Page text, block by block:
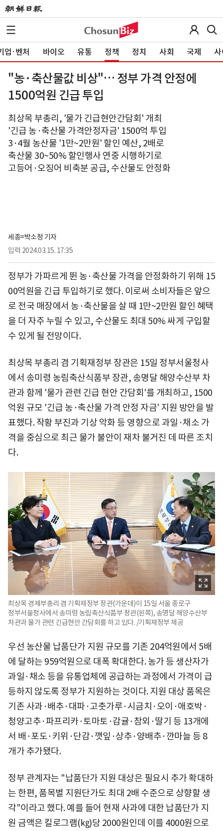
업·벤처 바이오 유통 정책 정치 사회 국제 사
"농·축산물값 비상"… 정부 가격 안정에
1500억원 긴급 투입
최상목 부총리, '물가 긴급현안간담회' 개최
'긴급 농·축산물 가격안정자금' 1500억 투입
3·4월 농산물 '1만~2만원' 할인 예산, 2배로
축산물 30~50% 할인행사 연중 시행하기로
고등어·오징어 비축분 공급, 수산물도 안정화
세종=박소정 기자
입력 2024.03.15. 17:35
정부가 가파르게 뛴 농·축산물 가격을 안정화하기 위해 15
00억원을 긴급 투입하기로 했다. 이로써 소비자들은 앞으
로 전국 매장에서 농·축산물을 살 때 1만~2만원 할인 혜택
을 더 자주 누릴 수 있고, 수산물도 최대 50% 싸게 구입할
수 있게 될 전망이다.
최상목 부총리 겸 기획재정부 장관은 15일 정부서울청사
에서 송미령 농림축산식품부 장관, 송명달 해양수산부 차
관과 함께 '물가 관련 긴급 현안 간담회'를 개최하고, 1500
억원 규모 '긴급 농·축산물 가격 안정 자금' 지원 방안을 발
표했다. 작황 부진과 기상 악화 등 영향으로 과일·채소 가
격을 중심으로 최근 물가 불안이 재차 불거진 데 따른 조치
다.
최상목 경제부총리 겸 기획재정부 장관(가운데)이 15일 서울 종로구
정부서울청사에서 송미령 농림축산식품부 장관(왼쪽), 송명달 해양수산부
차관과 물가 관련 긴급현안 간담회를 하고 있다. /기획재정부 제공
우선 농산물 납품단가 지원 규모를 기존 204억원에서 5배
에 달하는 959억원으로 대폭 확대한다. 농가 등 생산자가
과일·채소 등을 유통업체에 공급하는 과정에서 가격이 급
등하지 않도록 정부가 지원하는 것이다. 지원 대상 품목은
기존 사과·배추·대파·고춧가루·시금치·오이·애호박·
청양고추·파프리카·토마토·감귤·참외·딸기 등 13개에
서 배·포도·키위·단감·깻잎·상추·양배추·깐마늘 등 8
개가 추가됐다.
정부 관계자는 "납품단가 지원 대상은 필요시 추가 확대하
는 한편, 품목별 지원단가도 최대 2배 수준으로 상향할 생
각"이라고 했다. 예를 들어 현재 사과에 대한 납품단가 지
원 금액은 킬로그램(㎏)당 2000원인데 이를 4000원으로